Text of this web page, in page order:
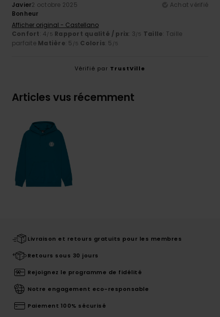
Javier2 octobre 2025
Achat vérifié
Bonheur
Afficher original - Castellano
Confort: 4/5 Rapport qualité / prix: 3/5 Taille: Taille
parfaite Matière: 5 /5 Coloris: 5 /5
Vérifié par TrustVille
Articles vus récemment
Livraison et retours gratuits pour les membres
Retours sous 30 jours
Rejoignez le programme de fidélité
Notre engagement eco-responsable
Paiement 100% sécurisé